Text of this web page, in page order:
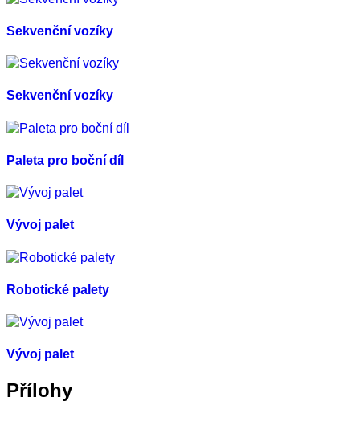
Sekvenční vozíky
Sekvenční vozíky
Paleta pro boční díl
Vývoj palet
Robotické palety
Vývoj palet
Přílohy